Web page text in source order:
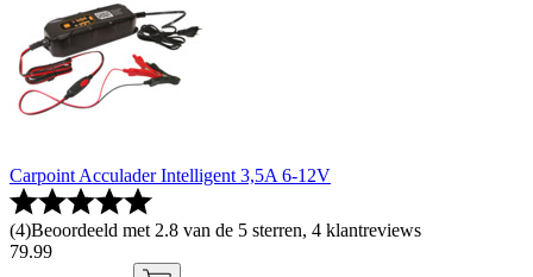
Carpoint Acculader Intelligent 3,5A 6-12V
(4)Beoordeeld met 2.8 van de 5 sterren, 4 klantreviews
79.99